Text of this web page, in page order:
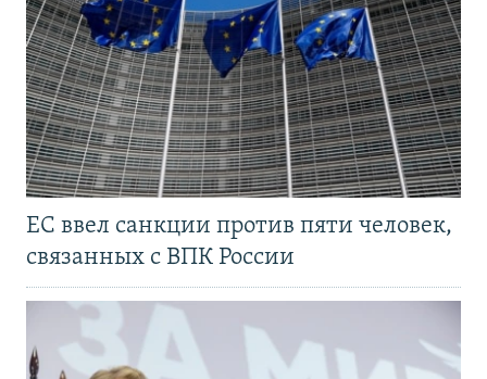
ЕС ввел санкции против пяти человек,
связанных с ВПК России